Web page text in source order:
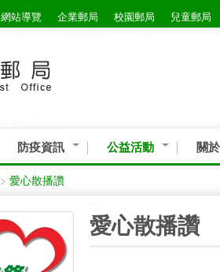
網站導覽 企業郵局 校園郵局 兒童郵局
防疫資訊 公益活動 關
> 愛心散播讚
愛心散播讚